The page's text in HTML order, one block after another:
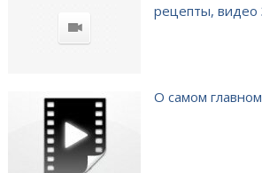
рецепты, видео
О самом